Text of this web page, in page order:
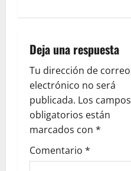
a
t
i
o
n
Deja una respuesta
Tu dirección de correo
electrónico no será
publicada. Los campos
obligatorios están
marcados con *
Comentario *